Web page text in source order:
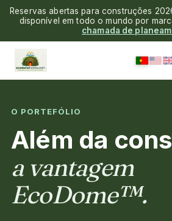
Reservas abertas para construções
disponível em todo o mundo por
chamada de
O PORTEFÓLIO
Além da
a vantagem
EcoDome™.